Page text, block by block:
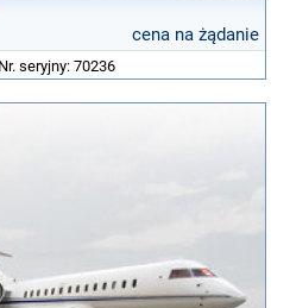
cena na żądanie
seryjny: 70236